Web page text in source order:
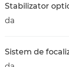
Stabilizator
da
Sistem de